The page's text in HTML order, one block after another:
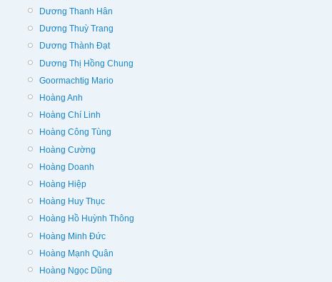
Dương Thanh Hân
Dương Thuỳ Trang
Dương Thành Đạt
Dương Thị Hồng Chung
Goormachtig Mario
Hoàng Anh
Hoàng Chí Linh
Hoàng Công Tùng
Hoàng Cường
Hoàng Doanh
Hoàng Hiệp
Hoàng Huy Thục
Hoàng Hồ Huỳnh Thông
Hoàng Minh Đức
Hoàng Mạnh Quân
Hoàng Ngọc Dũng